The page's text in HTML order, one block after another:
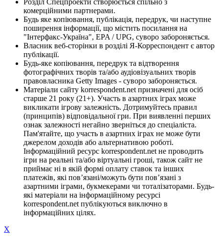
комерційними партнерами.
Будь яке копіювання, публікація, передрук, чи наступне
поширення інформації, що містить посилання на
"Інтерфакс-Україна", EPA / UPG, суворо забороняється.
Власник веб-сторінки в розділі Я-Корреспондент є автор
публікації.
Будь-яке копіювання, передрук та відтворення
фотографічних творів та/або аудіовізуальних творів
правовласника Getty Images - суворо забороняється.
Матеріали сайту korrespondent.net призначені для осіб
старше 21 року (21+). Участь в азартних іграх може
викликати ігрову залежність. Дотримуйтесь правил
(принципів) відповідальної гри. При виявленні перших
ознак залежності негайно зверніться до спеціаліста.
Пам'ятайте, що участь в азартних іграх не може бути
джерелом доходів або альтернативою роботі.
Інформаційний ресурс korrespondent.net не проводить
ігри на реальні та/або віртуальні гроші, також сайт не
приймає ні в якій формі оплату ставок та інших
платежів, які пов’язані/можуть бути пов’язані з
азартними іграми, букмекерами чи тоталізаторами. Будь-
які матеріали на інформаційному ресурсі
korrespondent.net публікуються виключно в
інформаційних цілях.
X